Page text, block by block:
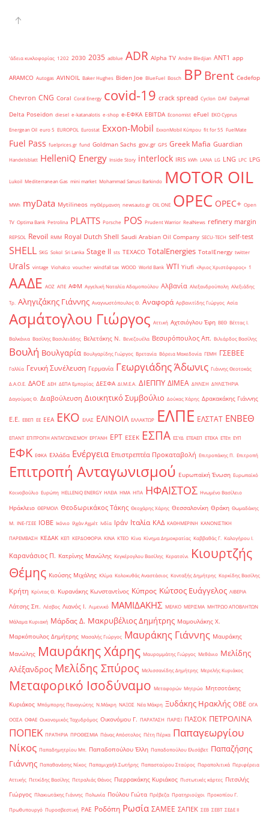
'άδεια κυκλοφορίας 1202 2030 2035 adblue ADR Alpha TV Andre Bledjian ANT1 app
ARAMCO Autogas AVINOIL Baker Hughes Biden Joe BlueFuel Bosch BPBrent Cedefop
Chevron CNG Coral Coral Energy covid-19 crack spread Cyclon DAF Dailymail
Delta Poseidon diesel e-katanalotis e-shop e-ΕΦΚΑ EBITDA Economist eFuel EKO Cyprus
Energean Oil euro 5 EUROPOL Eurostat Exxon-Mobil ExxonMobil Κύπρου fit for 55 FuelMate
Fuel Pass fuelprices.gr fund Goldman Sachs gov.gr GPS Greek Mafia Guardian
Handelsblatt HelleniQ Energy Inside Story interlock IRIS kWh LANA LG LNG LPC LPG
Lukoil Mediterranean Gas mini market Mohammad Sanusi Barkindo MOTOR OIL
MWh myData Mytilineos myΘέρμανση newsauto.gr OIL ONE OPEC OPEC+ Open
TV Optima Bank Petrolina PLATTS Porsche POS Prudent Warrior RealNews refinery margin
REPSOL Revoil RMM Royal Dutch Shell Saudi Arabian Oil Company SECU-TECH self-test
SHELL SKG Sokol Sri Lanka Stage II sts TEXACO TotalEnergies TotalEnergy twitter
Urals vintage Viohalco voucher windfall tax WOOD World Bank WTI Yiufi «Άγιος Χριστόφορος» ΄1
ΑΑΔΕ ΑΟΖ ΑΠΕ ΑΦΜ Αγγελική Ναταλία Αδαμοπούλου Αλβανία Αλεξανδρούπολη Αλεξιάδης
Τρ. Αληγιζάκης Γιάννης Αναγνωστόπουλος Θ. Αναφορά Αρβανιτίδης Γιώργος Ασία
Ασμάτογλου Γιώργος Αττική Αχτσιόγλου Έφη ΒΕΘ Βέττας Ι.
Βαλκάνια Βασίλης Βασιλειάδης Βελετάκης Ν. Βενεζουέλα Βεσυρόπουλος Απ. Βιλιάρδος Βασίλης
Βουλή Βουλγαρία Βουλγαρίδης Γιώργος Βρετανία Βόρεια Μακεδονία ΓΕΜΗ ΓΣΕΒΕΕ
Γαλλία Γενική Συνέλευση Γερμανία Γεωργιάδης Άδωνις Γιάννης Θεοτοκάς
Δ.Α.Ο.Ε. ΔΑΟΕ ΔΕΗ ΔΕΠΑ Εμπορίας ΔΕΣΦΑ ΔΙ.Μ.Ε.Α. ΔΙΕΠΠΥ ΔΙΜΕΑ ΔΙΥΛΙΣΗ ΔΙΥΛΙΣΤΗΡΙΑ
Δαγούμας Θ. Διαβούλευση Διοικητικό Συμβούλιο Δούκας Χάρης Δρακακάκης Γιάννης
Ε.Ε. ΕΒΕΠ ΕΕ ΕΕΑ ΕΚΟ ΕΛΑΣ ΕΛΙΝΟΙΛ ΕΛΛΑΚΤΩΡ ΕΛΠΕ ΕΛΣΤΑΤ ΕΝΒΕΘ
ΕΠΑΝΤ ΕΠΙΤΡΟΠΗ ΑΝΤΑΓΩΝΙΣΜΟΥ ΕΡΓΑΝΗ ΕΡΤ ΕΣΕΚ ΕΣΠΑ ΕΣΥΔ ΕΤΕΑΕΠ ΕΤΕΚΑ ΕΤΕπ ΕΥΠ
ΕΦΚ ΕΦΚΑ Ελλάδα Ενέργεια Επιστρεπτέα Προκαταβολή Επιτροπάκης Π. Επιτροπή
Επιτροπή Ανταγωνισμού Ευρωπαϊκή Ένωση Ευρωπαϊκό
Κοινοβούλιο Ευρώπη ΗELLENiQ ENERGY ΗΛΕΙΑ ΗΜΑ ΗΠΑ ΗΦΑΙΣΤΟΣ Ηνωμένο Βασίλειο
Ηράκλειο ΘΕΡΜΟΙΛ Θεοδωρικάκος Τάκης Θεοχάρης Χάρης Θεσσαλονίκη Θράκη Θωμαδάκης
Μ. ΙΝΕ-ΓΣΕΕ ΙΟΒΕ Ικόνιο Ιλχάν Αχμέτ Ινδία Ιράν Ιταλία ΚΑΔ ΚΑΘΗΜΕΡΙΝΗ ΚΑΝΟΝΙΣΤΙΚΗ
ΠΑΡΕΜΒΑΣΗ ΚΕΔΑΚ ΚΕΠ ΚΕΡΔΟΦΟΡΙΑ ΚΙΝΑ ΚΤΕΟ Κίνα Κίνημα Δημοκρατίας Καββαθάς Γ. Καλογήρου Ι.
Καρανάσιος Π. Κατρίνης Μανώλης Κεγκέρογλου Βασίλης Κερατσίνι
Κιουρτζής
Θέμης Κιούσης Μιχάλης Κλίμα Κολοκυθάς Αναστάσιος Κονταξής Δημήτρης Κορκίδης Βασίλης
Κρήτη Κρίντας Θ. Κυρανάκης Κωνσταντίνος Κύπρος Κώτσος Ευάγγελος ΛΙΒΕΡΙΑ
Λάτσης Σπ. Λέσβος Λιανός Ι. Λιμενικό ΜΑΜΙΔΑΚΗΣ ΜΕΛΚΟ ΜΕΡΙΣΜΑ ΜΗΤΡΩΟ ΑΠΟΒΛΗΤΩΝ
Μάλαμα Κυριακή Μάρδας Δ. Μακρυβέλιος Δημήτρης Μαμουλάκης Χ.
Μαρκόπουλος Δημήτρης Μασαλής Γιώργος Μαυράκης Γιάννης Μαυράκης
Μανώλης Μαυράκης Χάρης Μαυρομμάτης Γιώργος Μεθάνιο Μελίδης
Αλέξανδρος Μελίδης Σπύρος Μελισσανίδης Δημήτρης Μερελής Κυριάκος
Μεταφορικό Ισοδύναμο Μεταφορών Μητρώο Μητσοτάκης
Κυριάκος Μπόμπορης Παναγιώτης Ν.Μάκρη ΝΑΞΟΣ Νέα Μάκρη Ξυδάκης Ηρακλής ΟΒΕ ΟΓΑ
ΟΟΣΑ ΟΦΑΕ Οικονομικός Ταχυδρόμος Οικονόμου Γ. ΠΑΡΑΤΑΣΗ ΠΑΡΙΣΙ ΠΑΣΟΚ ΠΕΤΡΟΛΙΝΑ
ΠΟΠΕΚ ΠΡΑΤΗΡΙΑ ΠΡΟΘΕΣΜΙΑ Πάνας Απόστολος Πέτη Πέρκα Παπαγεωργίου
Νίκος Παπαδημητρίου Μπ. Παπαδοπούλου Έλλη Παπαδοπούλου Ελισάβετ Παπαζήσης
Γιάννης Παπαθανάσης Νίκος Παπαμιχαήλ Σωτήρης Παπασταύρου Σταύρος Παραπολιτικά Περιφέρεια
Αττικής Πετκίδης Βασίλης Πετραλιάς Θάνος Πιερρακάκης Κυριάκος Πιστωτικές κάρτες Πιτσιλής
Γιώργος Πλακιωτάκης Γιάννης Πολωνία Πούλου Γιώτα Πρέβεζα Πρατηριούχοι Προκοπίου Γ.
Πρωθυπουργό Πυροσβεστική ΡΑΕ Ροδόπη Ρωσία ΣΑΜΕΕ ΣΑΠΕΚ ΣΕΒ ΣΕΒΤ ΣΕΔΕ ΙΙ